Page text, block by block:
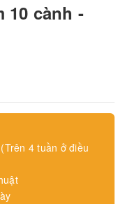
10 cành -
4 tuần ở điều